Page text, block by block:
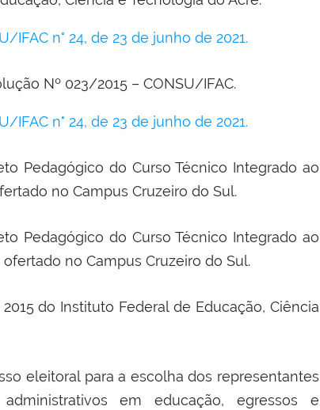
IFAC n° 24, de 23 de junho de 2021.
Nº 023/2015 – CONSU/IFAC.
IFAC n° 24, de 23 de junho de 2021.
Pedagógico do Curso Técnico Integrado ao
no Campus Cruzeiro do Sul.
Pedagógico do Curso Técnico Integrado ao
no Campus Cruzeiro do Sul.
do Instituto Federal de Educação, Ciência
eleitoral para a escolha dos representantes
em educação, egressos e